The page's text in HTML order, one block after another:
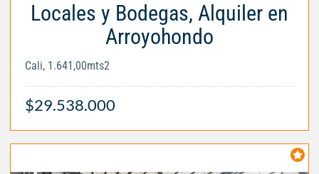
Locales y Bodegas, Alquiler en
Arroyohondo
Cali, 1.641,00mts2
$29.538.000